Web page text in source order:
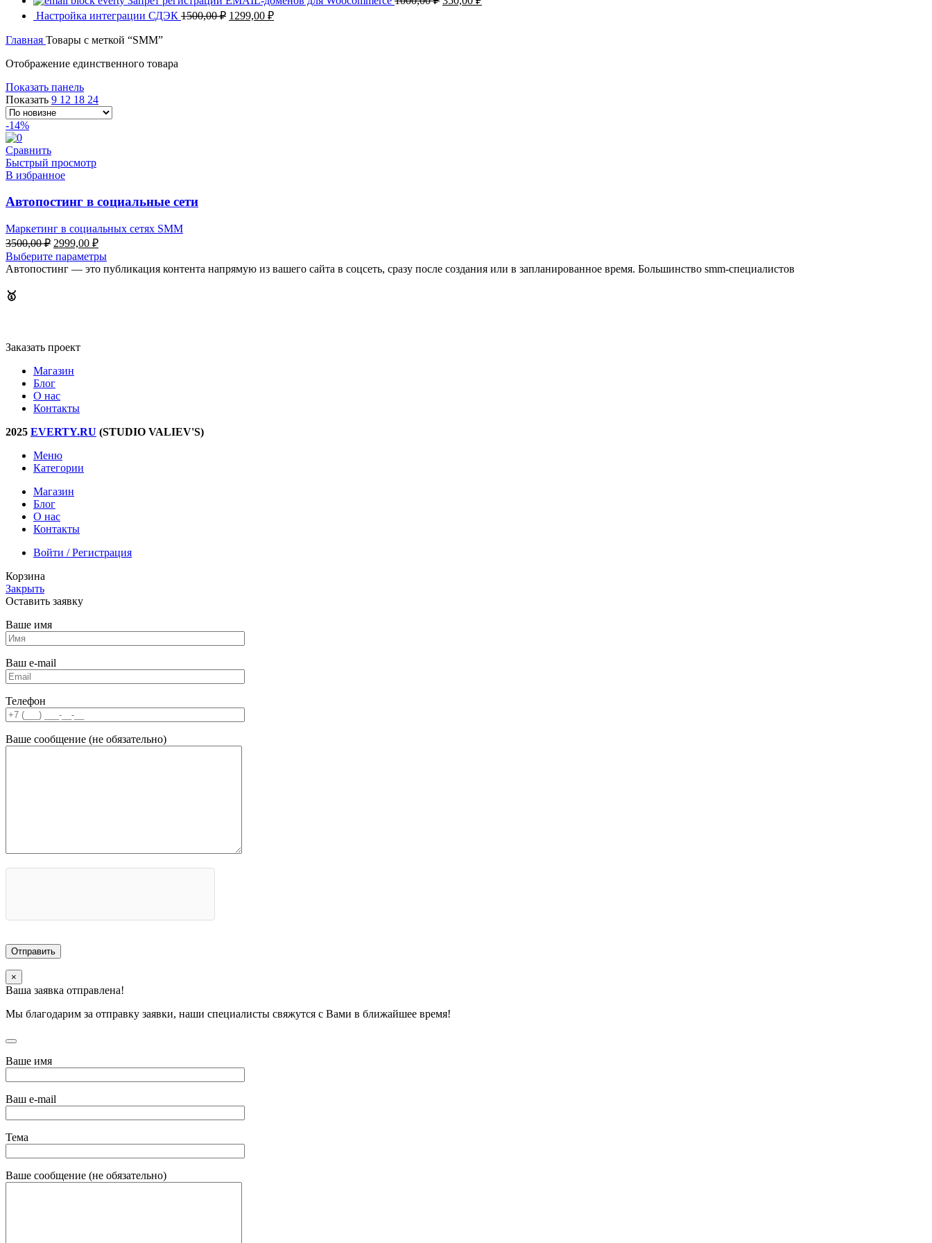
составляла1299,00 ₽.
Настройка интеграции СДЭК 1500,00₽ Первоначальная
1299,00 ₽Текущая
Главная Товары с меткой “SMM”
Отображение единственного товара
Показать панель
Показать 9 12 18 24
-14%
Сравнить
Быстрый просмотр
В избранное
Автопостинг в социальные сети
Маркетинг в социальных сетях SMM
3500,00₽ Первоначальная
цена
составляла
2999,00 ₽Текущая
цена:
2999,00 ₽.
Выберите параметры
Автопостинг — это публикация контента напрямую из вашего сайта в соцсеть, сразу после создания или в запланированное время. Большинство smm-специалистов
🥇
Заказать проект
Магазин
Блог
О нас
Контакты
2025 EVERTY.RU (STUDIO VALIEV'S)
Меню
Категории
Магазин
Блог
О нас
Контакты
Войти / Регистрация
Корзина
Закрыть
Оставить заявку
Ваше имя
Ваш e-mail
Телефон
Ваше сообщение (не обязательно)
×
Ваша заявка отправлена!
Мы благодарим за отправку заявки, наши специалисты свяжутся с Вами в ближайшее время!
Ваше имя
Ваш e-mail
Тема
Ваше сообщение (не обязательно)